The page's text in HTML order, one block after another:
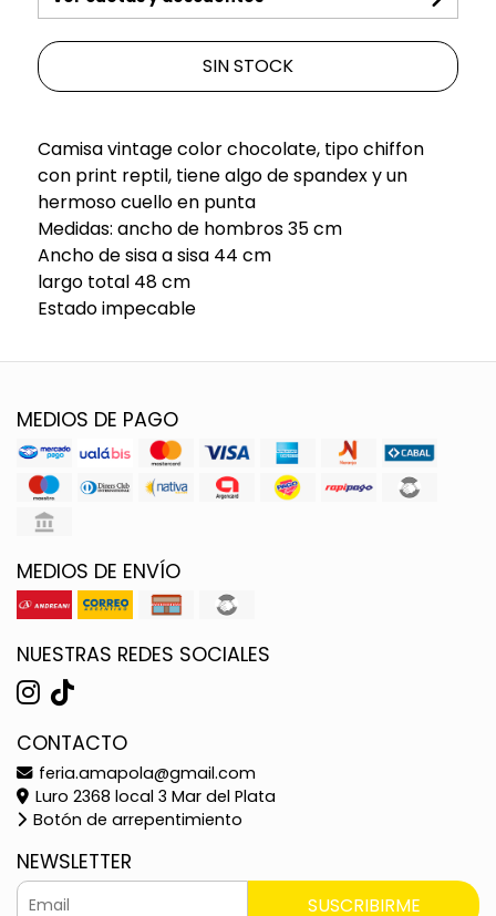
SIN STOCK
Camisa vintage color chocolate, tipo chiffon
con print reptil, tiene algo de spandex y un
hermoso cuello en punta
Medidas: ancho de hombros 35 cm
Ancho de sisa a sisa 44 cm
largo total 48 cm
Estado impecable
MEDIOS DE PAGO
MEDIOS DE ENVÍO
NUESTRAS REDES SOCIALES
CONTACTO
feria.amapola@gmail.com
Luro 2368 local 3 Mar del Plata
Botón de arrepentimiento
NEWSLETTER
SUSCRIBIRME